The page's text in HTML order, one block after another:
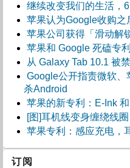
继续改变我们的生活，
苹果认为Google收购之
苹果公司获得「滑动解
苹果和 Google 死磕专
从 Galaxy Tab 10.1 被
Google公开指责微软
杀Android
苹果的新专利：E-Ink
[图]耳机线变身缠绕线
苹果专利：感应充电，
订阅